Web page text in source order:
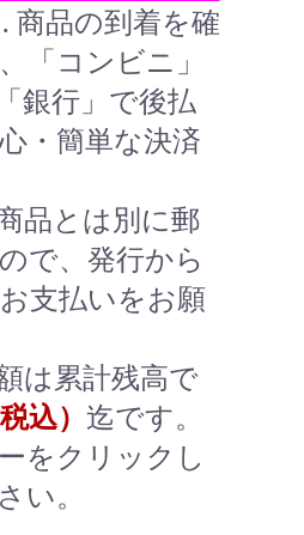
商品の到着を確
「コンビニ」
銀行」で後払
・簡単な決済
品とは別に郵
で、発行から
支払いをお願
は累計残高で
込） 迄です。
をクリックし
い。